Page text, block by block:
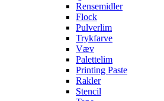
Rensemidler
Flock
Pulverlim
Trykfarve
Væv
Palettelim
Printing Paste
Rakler
Stencil